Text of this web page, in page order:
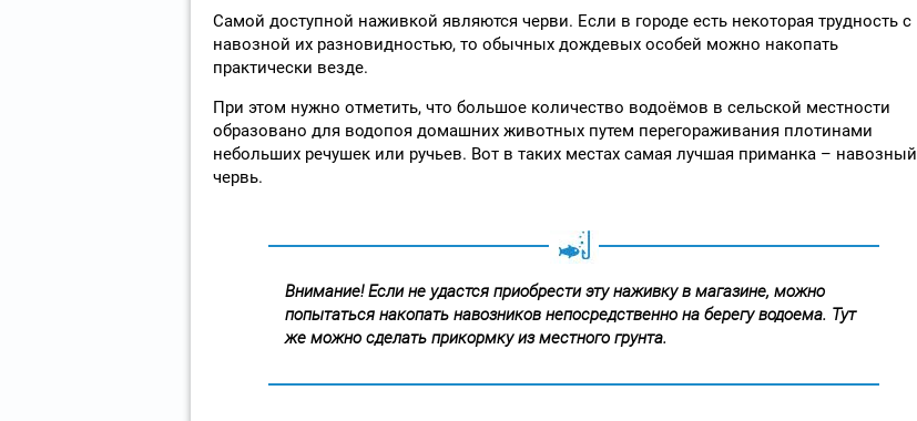
Самой доступной наживкой являются черви. Если в городе есть некоторая трудность с
навозной их разновидностью, то обычных дождевых особей можно накопать
практически везде.
При этом нужно отметить, что большое количество водоёмов в сельской местности
образовано для водопоя домашних животных путем перегораживания плотинами
небольших речушек или ручьев. Вот в таких местах самая лучшая приманка – навозный
червь.
Внимание! Если не удастся приобрести эту наживку в магазине, можно
попытаться накопать навозников непосредственно на берегу водоема. Тут
же можно сделать прикормку из местного грунта.